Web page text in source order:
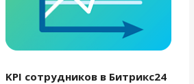
KPI сотрудников в Битрикс24